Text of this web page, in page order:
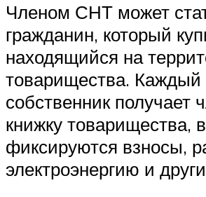
Членом СНТ может
гражданин, который
находящийся на
товарищества. Каждый
собственник получает
книжку товарищества,
фиксируются взносы,
электроэнергию и